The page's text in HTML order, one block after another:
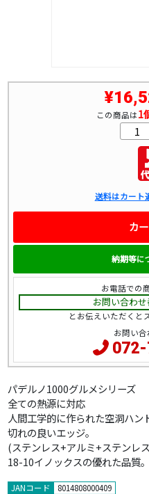
パデルノ1000グルメシリーズ
全ての熱源に対応
人間工学的に作られた空洞ハン
切れの良いエッジ。
(ステンレス+アルミ+ステンレ
18-10イノックスの優れた品質。
JANコード 8014808000409
この商品は1
送料はカート
カ
納期等に
お電話での
お問い合わせ
とお伝えいただくと
お問い